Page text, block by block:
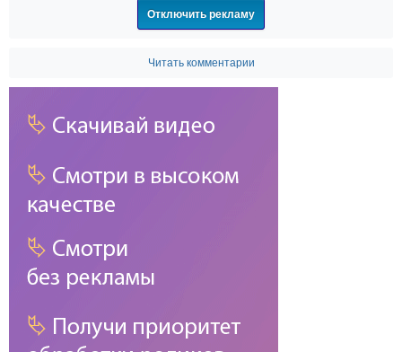
Отключить рекламу
Читать комментарии